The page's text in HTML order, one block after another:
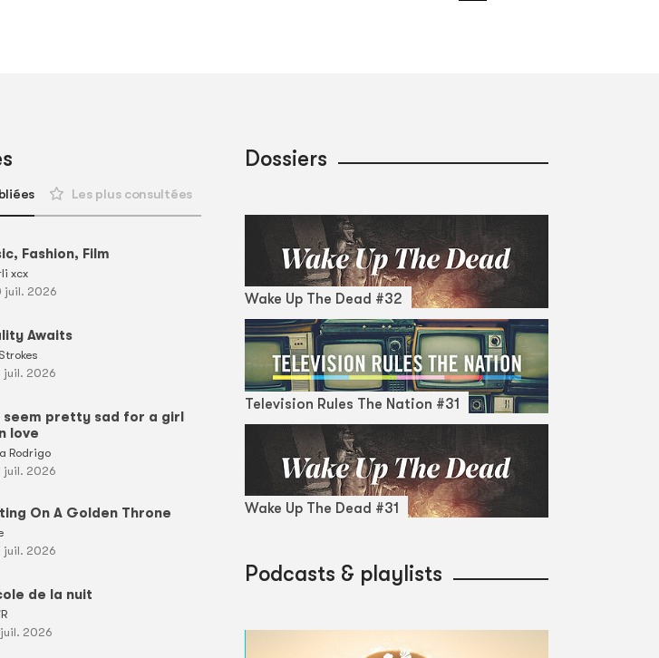
Les plus consultées
Fashion, Film
xcx
juil. 2026
Awaits
juil. 2026
seem pretty sad for a girl
love
Rodrigo
juil. 2026
On A Golden Throne
juil. 2026
de la nuit
juil. 2026
Dossiers
Wake Up The Dead #32
Television Rules The Nation #31
Wake Up The Dead #31
Podcasts & playlists